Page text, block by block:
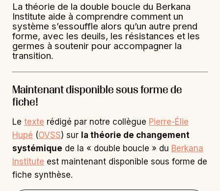
La théorie de la double boucle du Berkana
Institute aide à comprendre comment un
système s’essouffle alors qu’un autre prend
forme, avec les deuils, les résistances et les
germes à soutenir pour accompagner la
transition.
Maintenant disponible sous forme de
fiche!
Le texte rédigé par notre collègue Pierre-Élie
Hupé (OVSS) sur la théorie de changement
systémique de la « double boucle » du Berkana
Institute est maintenant disponible sous forme de
fiche synthèse.